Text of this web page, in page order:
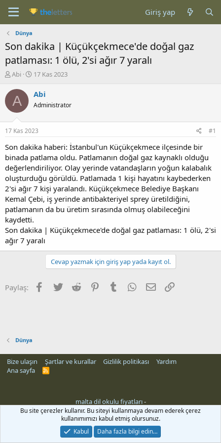
Giriş yap
Dünya
Son dakika | Küçükçekmece'de doğal gaz
patlaması: 1 ölü, 2'si ağır 7 yaralı
K
n
b
u
u
b
a
l
a
t
a
n
Abi
B
ş
a
g
ı
ç
a
r
i
h
i
17 Kas 2023
A Abi
Administrator
17 Kas 2023 #1
Son dakika haberi: İstanbul'un Küçükçekmece ilçesinde bir
binada patlama oldu. Patlamanın doğal gaz kaynaklı olduğu
değerlendiriliyor. Olay yerinde vatandaşların yoğun kalabalık
oluşturduğu görüldü. Patlamada 1 kişi hayatını kaybederken
2'si ağır 7 kişi yaralandı. Küçükçekmece Belediye Başkanı
Kemal Çebi, iş yerinde antibakteriyel sprey üretildiğini,
patlamanın da bu üretim sırasında olmuş olabileceğini
kaydetti.
Son dakika | Küçükçekmece'de doğal gaz patlaması: 1 ölü, 2'si
ağır 7 yaralı
Cevap yazmak için giriş yap yada kayıt ol.
Paylaş: Facebook
Twitter Reddit PinterestTumblr WhatsApp
E-posta
Dünya
Bize ulaşın Şartlar ve kurallar Gizlilik politikası
Yardım
Ana sayfa
R
malta dil okulu fiyatları-
Bu site çerezler kullanır. Bu siteyi kullanmaya devam ederek çerez
kullanımımızı kabul etmiş olursunuz.
Kabul
Daha fazla bilgi edin…